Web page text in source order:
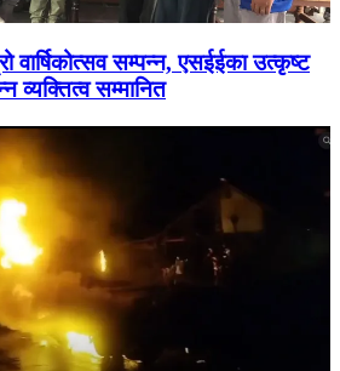
वार्षिकोत्सव सम्पन्न, एसईईका उत्कृष्ट
व्यक्तित्व सम्मानित